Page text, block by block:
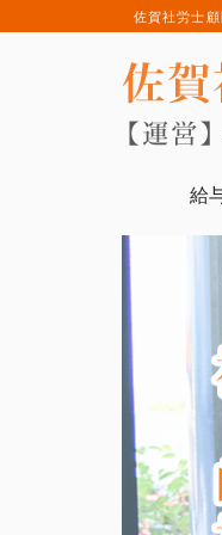
佐賀社労士
給